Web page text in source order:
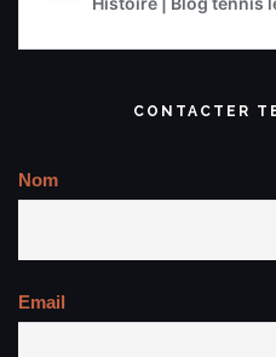
CONTACTER
Nom
Email